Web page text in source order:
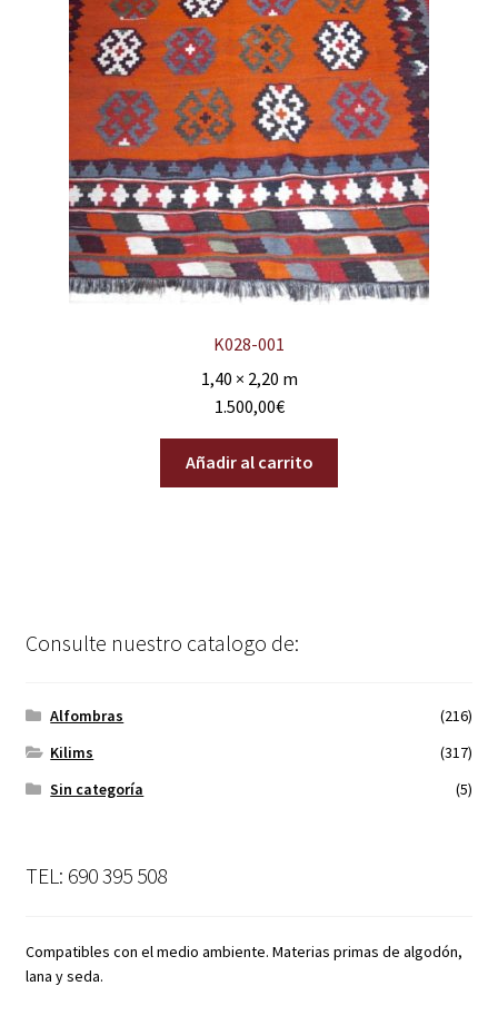
K028-001
1,40 × 2,20 m
1.500,00€
Añadir al carrito
Consulte nuestro catalogo de:
Alfombras
(216)
Kilims
(317)
Sin categoría
(5)
TEL: 690 395 508
Compatibles con el medio ambiente. Materias primas de algodón,
lana y seda.